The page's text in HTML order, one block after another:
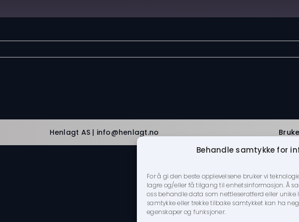
Behandle samtykke for
For å gi den beste opplevelsene bruker vi
lagre og/eller få tilgang til enhetsinformasjon. Å
oss behandle data som nettleseratferd eller unike
samtykke eller trekke tilbake samtykket kan ha
egenskaper og funksjoner.
Henlagt AS | info@henlagt.no